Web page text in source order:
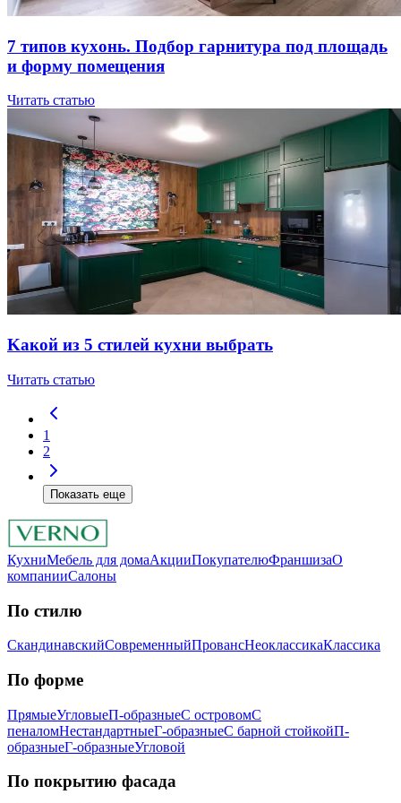
7 типов куxoнь. Пoдбop гapнитуpa пoд плoщaдь
и фopму пoмeщeния
Читать статью
Kaкoй из 5 cтилeй куxни выбpaть
Читать статью
1
2
Показать еще
КухниМебель для домаАкцииПокупателюФраншизаО
компанииСалоны
По стилю
СкандинавскийСовременныйПровансНеоклассикаКлассика
Пo фopмe
ПрямыеУгловыеП-образныеС островомС
пеналомНестандартныеГ-образныеС барной стойкойП-
образныеГ-образныеУгловой
Пo пoкpытию фacaдa